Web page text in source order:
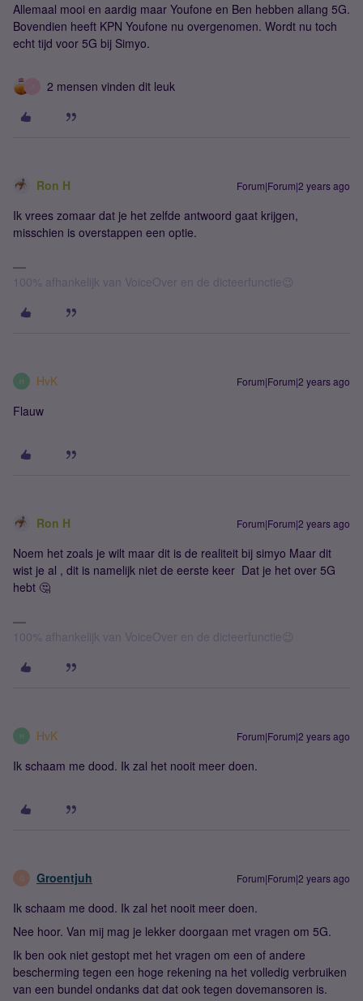
Allemaal mooi en aardig maar Youfone en Ben hebben allang 5G.
Bovendien heeft KPN Youfone nu overgenomen. Wordt nu toch
echt tijd voor 5G bij Simyo.
2 mensen vinden dit leuk
Ron H Forum|Forum|2 years ago
Ik vrees zomaar dat je het zelfde antwoord gaat krijgen,
misschien is overstappen een optie.
100% afhankelijk van VoiceOver en de dicteerfunctie😉
H HvK Forum|Forum|2 years ago
Flauw
Ron H Forum|Forum|2 years ago
Noem het zoals je wilt maar dit is de realiteit bij simyo Maar dit
wist je al , dit is namelijk niet de eerste keer Dat je het over 5G
hebt 🤔
100% afhankelijk van VoiceOver en de dicteerfunctie😉
H HvK Forum|Forum|2 years ago
Ik schaam me dood. Ik zal het nooit meer doen.
G Groentjuh Forum|Forum|2 years ago
Ik schaam me dood. Ik zal het nooit meer doen.
Nee hoor. Van mij mag je lekker doorgaan met vragen om 5G.
Ik ben ook niet gestopt met het vragen om een of andere
bescherming tegen een hoge rekening na het volledig verbruiken
van een bundel ondanks dat dat ook tegen dovemansoren is.